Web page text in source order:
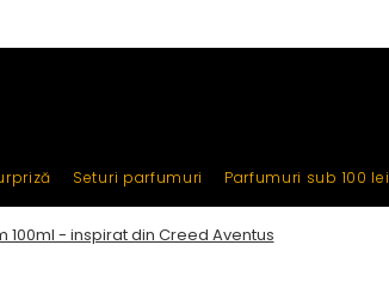
Seturi parfumuri Parfumuri sub 100 lei
100ml - inspirat din Creed Aventus